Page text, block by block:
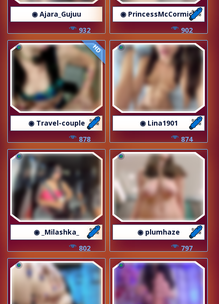
◉ Ajara_Gujuu
932
◉ PrincessMcCormick
902
HD
◉ Travel-couple
878
◉ Lina1901
874
◉ _Milashka_
802
◉ plumhaze
797